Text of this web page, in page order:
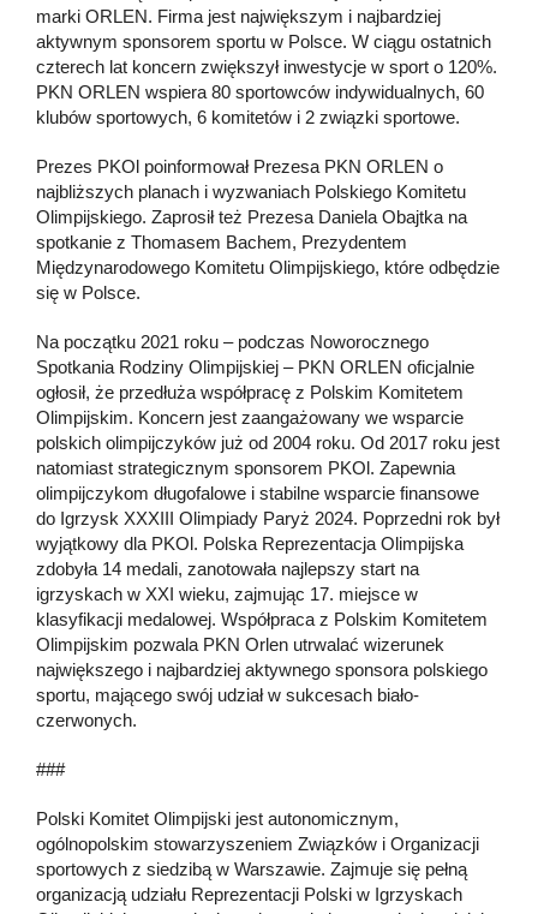
marki ORLEN. Firma jest największym i najbardziej
aktywnym sponsorem sportu w Polsce. W ciągu ostatnich
czterech lat koncern zwiększył inwestycje w sport o 120%.
PKN ORLEN wspiera 80 sportowców indywidualnych, 60
klubów sportowych, 6 komitetów i 2 związki sportowe.
Prezes PKOl poinformował Prezesa PKN ORLEN o
najbliższych planach i wyzwaniach Polskiego Komitetu
Olimpijskiego. Zaprosił też Prezesa Daniela Obajtka na
spotkanie z Thomasem Bachem, Prezydentem
Międzynarodowego Komitetu Olimpijskiego, które odbędzie
się w Polsce.
Na początku 2021 roku – podczas Noworocznego
Spotkania Rodziny Olimpijskiej – PKN ORLEN oficjalnie
ogłosił, że przedłuża współpracę z Polskim Komitetem
Olimpijskim. Koncern jest zaangażowany we wsparcie
polskich olimpijczyków już od 2004 roku. Od 2017 roku jest
natomiast strategicznym sponsorem PKOl. Zapewnia
olimpijczykom długofalowe i stabilne wsparcie finansowe
do Igrzysk XXXIII Olimpiady Paryż 2024. Poprzedni rok był
wyjątkowy dla PKOl. Polska Reprezentacja Olimpijska
zdobyła 14 medali, zanotowała najlepszy start na
igrzyskach w XXI wieku, zajmując 17. miejsce w
klasyfikacji medalowej. Współpraca z Polskim Komitetem
Olimpijskim pozwala PKN Orlen utrwalać wizerunek
największego i najbardziej aktywnego sponsora polskiego
sportu, mającego swój udział w sukcesach biało-
czerwonych.
###
Polski Komitet Olimpijski jest autonomicznym,
ogólnopolskim stowarzyszeniem Związków i Organizacji
sportowych z siedzibą w Warszawie. Zajmuje się pełną
organizacją udziału Reprezentacji Polski w Igrzyskach